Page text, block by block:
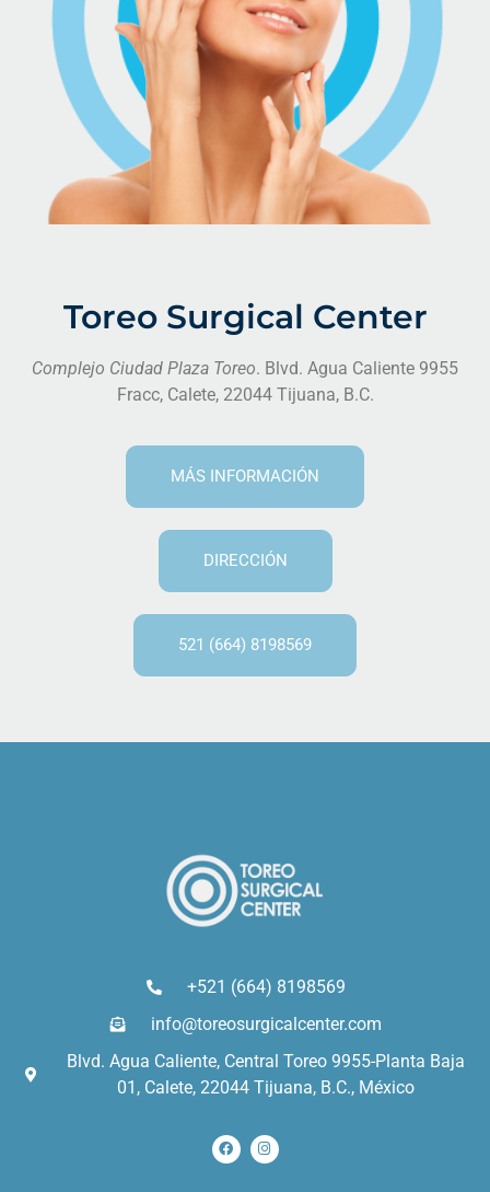
Toreo Surgical Center
Complejo Ciudad Plaza Toreo. Blvd. Agua Caliente 9955
Fracc, Calete, 22044 Tijuana, B.C.
MÁS INFORMACIÓN
DIRECCIÓN
521 (664) 8198569
+521 (664) 8198569
info@toreosurgicalcenter.com
Blvd. Agua Caliente, Central Toreo 9955-Planta Baja
01, Calete, 22044 Tijuana, B.C., México